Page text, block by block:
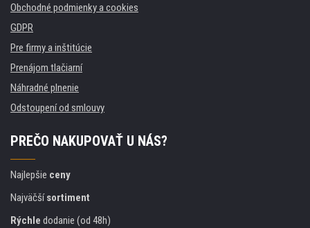
Obchodné podmienky a cookies
GDPR
Pre firmy a inštitúcie
Prenájom tlačiarní
Náhradné plnenie
Odstoupení od smlouvy
PREČO NAKUPOVAŤ U NÁS?
Najlepšie ceny
Najväčšísortiment
Rýchle dodanie (od 48h)